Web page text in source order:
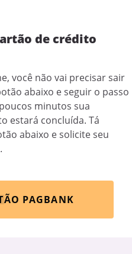
de crédito
você não vai precisar sair
abaixo e seguir o passo
minutos sua
estará concluída. Tá
abaixo e solicite seu
PAGBANK